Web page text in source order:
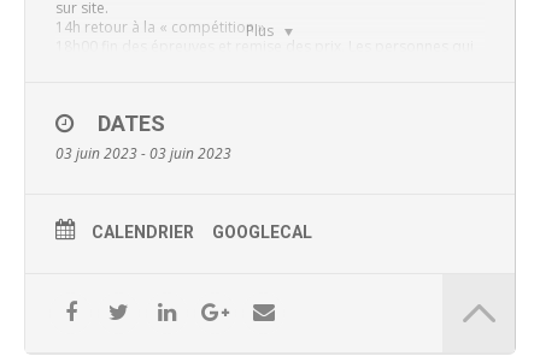
Plus
sur site.
14h retour à la « compétition »
rester manger sur place, Food truck le soir avec « O plaisir des
DATES
03 juin 2023 - 03 juin 2023
CALENDRIER GOOGLECAL